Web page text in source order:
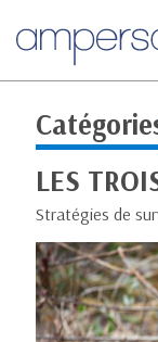
LES
Stratégies de